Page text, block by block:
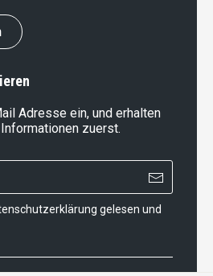
Adresse ein, und erhalten
zuerst.
gelesen und